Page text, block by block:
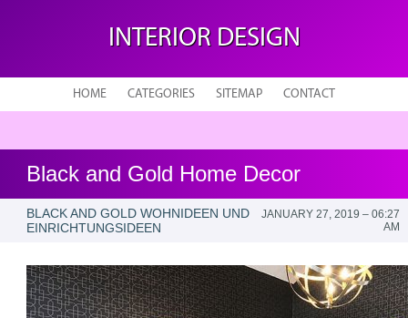
INTERIOR DESIGN
HOME CATEGORIES SITEMAP CONTACT
Black and Gold Home Decor
BLACK AND GOLD WOHNIDEEN UND
EINRICHTUNGSIDEEN
JANUARY 27, 2019 – 06:27
AM